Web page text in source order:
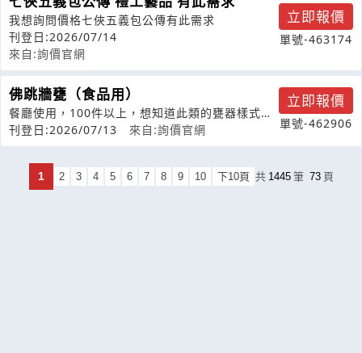
我想詢問價格七俠五義包公傳有此需求
刊登日:2026/07/14
來自:詢價官網
立即報價
單號-463174
佛跳牆甕（食品用）
餐廳使用，100件以上，想知道此類的甕器樣式與
報價，若有過往案例更好，謝謝
刊登日:2026/07/13 來自:詢價官網
立即報價
單號-462906
1 2 3 4 5 6 7 8 9 10 下10頁 共 1445 筆 73 頁